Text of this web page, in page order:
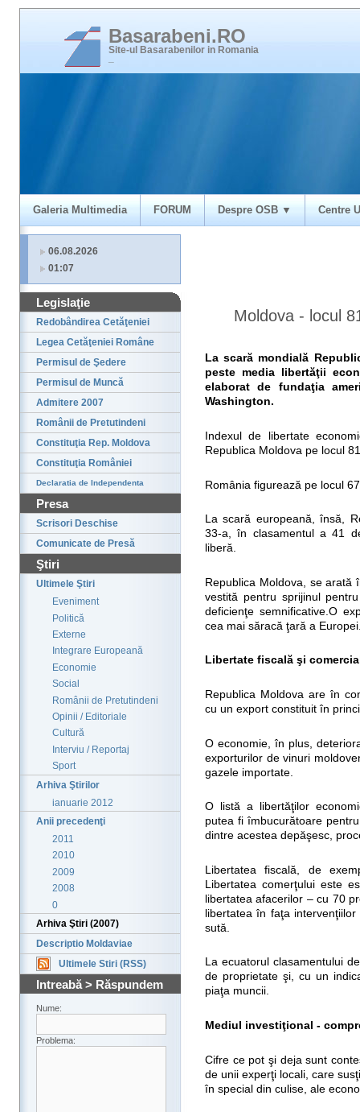
Basarabeni.RO
Site-ul Basarabenilor in Romania
Galeria Multimedia FORUM Despre OSB ▼ Centre
06.08.2026
01:07
Legislaţie
Redobândirea Cetăţeniei
Legea Cetăţeniei Române
Permisul de Şedere
Permisul de Muncă
Admitere 2007
Românii de Pretutindeni
Constituţia Rep. Moldova
Constituţia României
Declaratia de Independenta
Presa
Scrisori Deschise
Comunicate de Presă
Ştiri
Ultimele Ştiri
Eveniment
Politică
Externe
Integrare Europeană
Economie
Social
Românii de Pretutindeni
Opinii / Editoriale
Cultură
Interviu / Reportaj
Sport
Arhiva Ştirilor
ianuarie 2012
Anii precedenţi
2011
2010
2009
2008
0
Arhiva Ştiri (2007)
Descriptio Moldaviae
Ultimele Stiri (RSS)
Intreabă > Răspundem
Nume:
Problema:
Moldova - locul
La scară mondială
peste media libertăţii
elaborat de fundaţia
Washington.
Indexul de libertate
Republica Moldova pe locul
România figurează pe locul
La scară europeană, însă,
33-a, în clasamentul a 41
liberă.
Republica Moldova, se arată
vestită pentru sprijinul
deficienţe semnificative.O
cea mai săracă ţară a
Libertate fiscală şi
Republica Moldova are în
cu un export constituit în
O economie, în plus,
exporturilor de vinuri
gazele importate.
O listă a libertăţilor
putea fi îmbucurătoare
dintre acestea depăşesc,
Libertatea fiscală, de
Libertatea comerţului este
libertatea afacerilor – cu 70
libertatea în faţa
sută.
La ecuatorul clasamentului
de proprietate şi, cu un
piaţa muncii.
Mediul investiţional -
Cifre ce pot şi deja sunt
de unii experţi locali, care
în special din culise, ale